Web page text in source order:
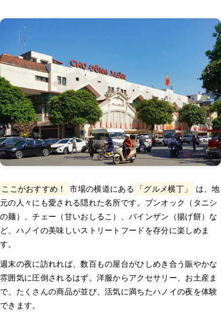
ここがおすすめ！ 市場の横道にある 「グルメ横丁」
は、地
元の人々にも愛される隠れた名所です。ブンオック（タニシ
の麺）、チェー（甘いおしるこ）、バインザン（揚げ餅）な
ど、ハノイの美味しいストリートフードを存分に楽しめま
す。
週末の夜に訪れれば、数百もの屋台がひしめき合う賑やかな
雰囲気に圧倒されるはず。洋服からアクセサリー、お土産ま
で、たくさんの商品が並び、活気に満ちたハノイの夜を体験
できます。